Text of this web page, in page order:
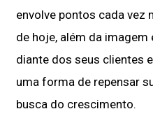
envolve pontos cada vez
de hoje, além da imagem
diante dos seus clientes
uma forma de repensar
busca do crescimento.